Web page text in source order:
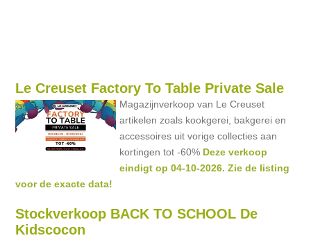
Le Creuset Factory To Table Private Sale
Magazijnverkoop van Le Creuset
artikelen zoals kookgerei, bakgerei en
accessoires uit vorige collecties aan
kortingen tot -60% Deze verkoop
eindigt op 04-10-2026. Zie de listing
voor de exacte data!
Stockverkoop BACK TO SCHOOL De
Kidscocon